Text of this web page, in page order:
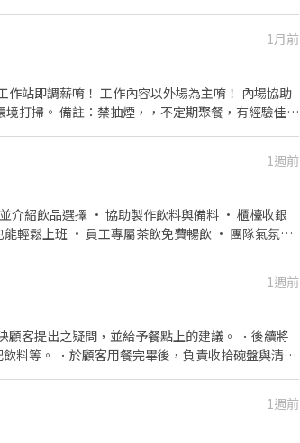
1月前
場為主唷！ 內場協助
1週前
1週前
客提出之疑問，並給予餐點上的建議。 ．後續將
料等。 ．於顧客用餐完畢後，負責收拾碗盤與清理
1週前